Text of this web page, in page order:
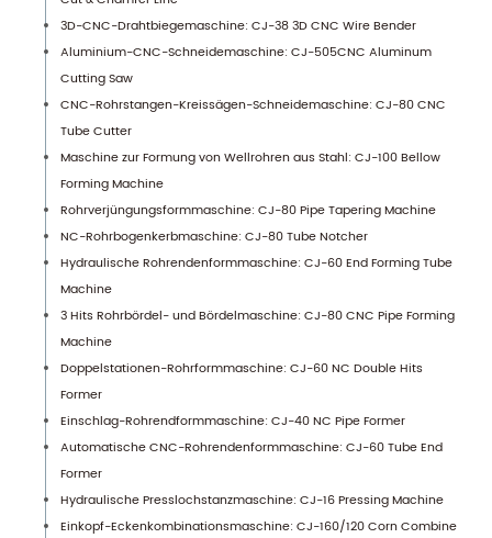
3D-CNC-Drahtbiegemaschine: CJ-38 3D CNC Wire Bender
Aluminium-CNC-Schneidemaschine: CJ-505CNC Aluminum
Cutting Saw
CNC-Rohrstangen-Kreissägen-Schneidemaschine: CJ-80 CNC
Tube Cutter
Maschine zur Formung von Wellrohren aus Stahl: CJ-100 Bellow
Forming Machine
Rohrverjüngungsformmaschine: CJ-80 Pipe Tapering Machine
NC-Rohrbogenkerbmaschine: CJ-80 Tube Notcher
Hydraulische Rohrendenformmaschine: CJ-60 End Forming Tube
Machine
3 Hits Rohrbördel- und Bördelmaschine: CJ-80 CNC Pipe Forming
Machine
Doppelstationen-Rohrformmaschine: CJ-60 NC Double Hits
Former
Einschlag-Rohrendformmaschine: CJ-40 NC Pipe Former
Automatische CNC-Rohrendenformmaschine: CJ-60 Tube End
Former
Hydraulische Presslochstanzmaschine: CJ-16 Pressing Machine
Einkopf-Eckenkombinationsmaschine: CJ-160/120 Corn Combine